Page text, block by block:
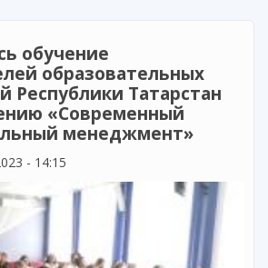
обучение
образовательных
Республики Татарстан
«Современный
менеджмент»
- 14:15